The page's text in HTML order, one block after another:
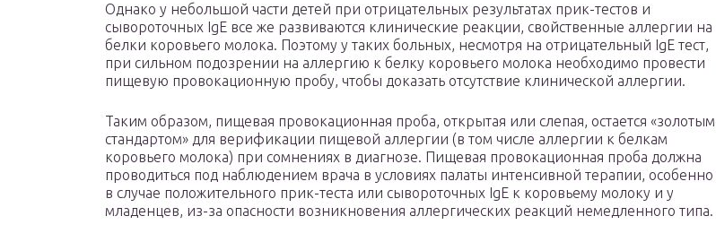
Однако у небольшой части детей при отрицательных результатах прик-тестов и
сывороточных IgE все же развиваются клинические реакции, свойственные аллергии на
белки коровьего молока. Поэтому у таких больных, несмотря на отрицательный IgE тест,
при сильном подозрении на аллергию к белку коровьего молока необходимо провести
пищевую провокационную пробу, чтобы доказать отсутствие клинической аллергии.
Таким образом, пищевая провокационная проба, открытая или слепая, остается «золотым
стандартом» для верификации пищевой аллергии (в том числе аллергии к белкам
коровьего молока) при сомнениях в диагнозе. Пищевая провокационная проба должна
проводиться под наблюдением врача в условиях палаты интенсивной терапии, особенно
в случае положительного прик-теста или сывороточных IgE к коровьему молоку и у
младенцев, из-за опасности возникновения аллергических реакций немедленного типа.